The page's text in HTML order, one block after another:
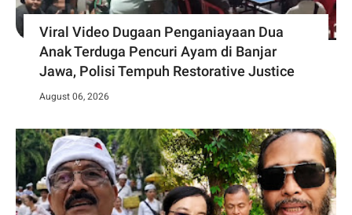
Viral Video Dugaan Penganiayaan Dua
Anak Terduga Pencuri Ayam di Banjar
Jawa, Polisi Tempuh Restorative Justice
August 06, 2026